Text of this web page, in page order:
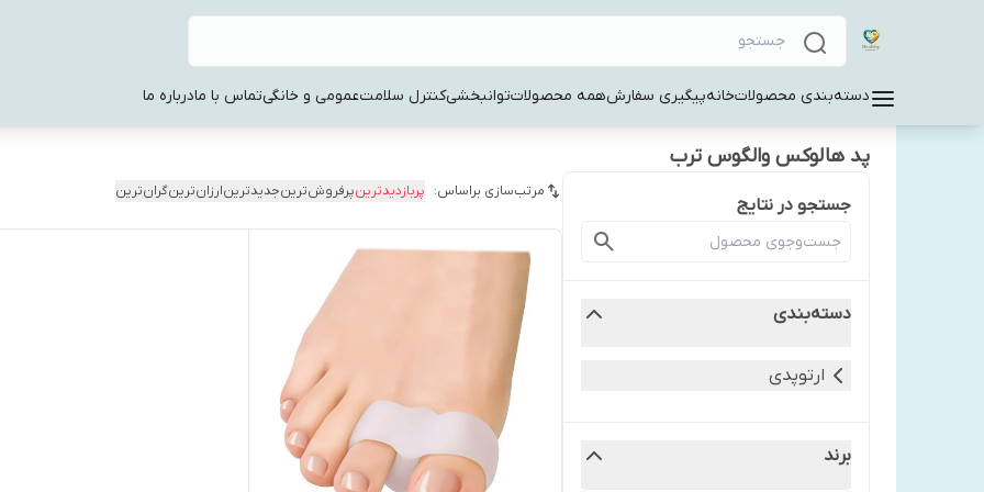
دسته‌بندی محصولاتخانهپیگیری سفارشهمه محصولاتتوانبخشیکنترل سلامتعمومی و خانگیتماس با مادرباره ما
پد هالوکس والگوس ترب
جستجو در نتایج
دسته‌بندی
ارتوپدی
برند
مرتب‌سازی براساس: پربازدیدترینپرفروش‌ترینجدیدترینارزان‌ترینگران‌ترین